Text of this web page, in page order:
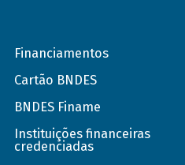
Financiamentos
Cartão BNDES
BNDES Finame
Instituições financeiras
credenciadas